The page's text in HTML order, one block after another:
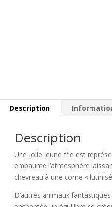
Description
Description
Une jolie jeune fée est
embaume l’atmosphère
chevreau à une corne «
D’autres animaux